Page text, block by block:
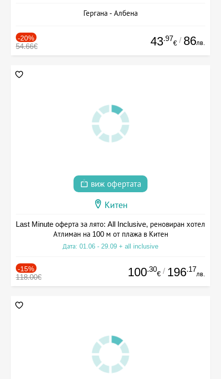
Гергана - Албена
-20%
54.66€ 43.97
€ / 86лв.
виж офертата
Китен
Last Minute оферта за лято: All Inclusive, реновиран хотел
Атлиман на 100 м от плажа в Китен
Дата: 01.06 - 29.09 + all inclusive
-15%
118.00€ 100.30
€ / 196.17
лв.